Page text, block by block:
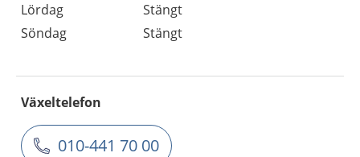
Lördag
Stängt
Söndag
Stängt
Växeltelefon
010-441 70 00